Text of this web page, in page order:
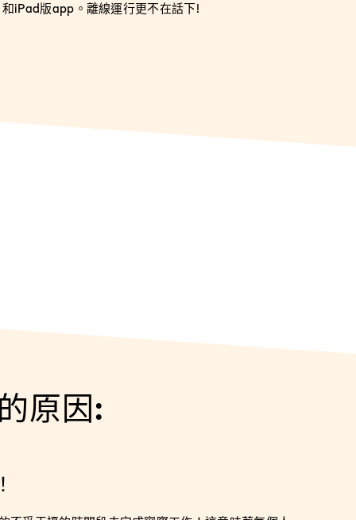
和iPad版app。 離線運行更不在話下!
原因: